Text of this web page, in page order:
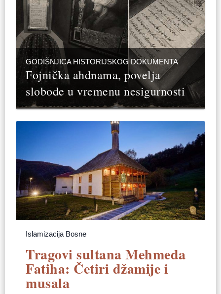
GODIŠNJICA HISTORIJSKOG DOKUMENTA
Fojnička ahdnama, povelja
slobode u vremenu nesigurnosti
Islamizacija Bosne
Tragovi sultana Mehmeda
Fatiha: Četiri džamije i
musala